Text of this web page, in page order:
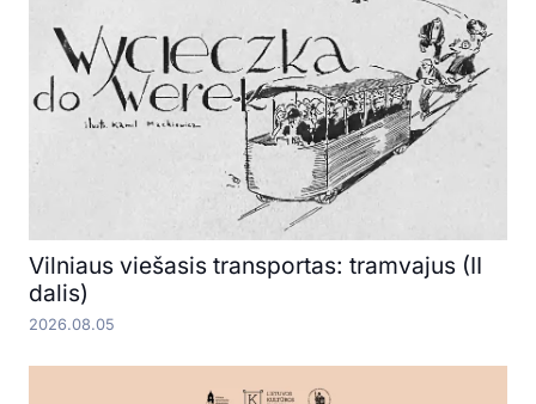
Vilniaus viešasis transportas: tramvajus (II
dalis)
2026.08.05